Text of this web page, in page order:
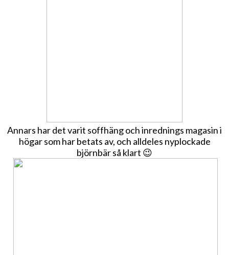
Annars har det varit soffhäng och inrednings magasin i
högar som har betats av, och alldeles nyplockade
björnbär så klart 😉